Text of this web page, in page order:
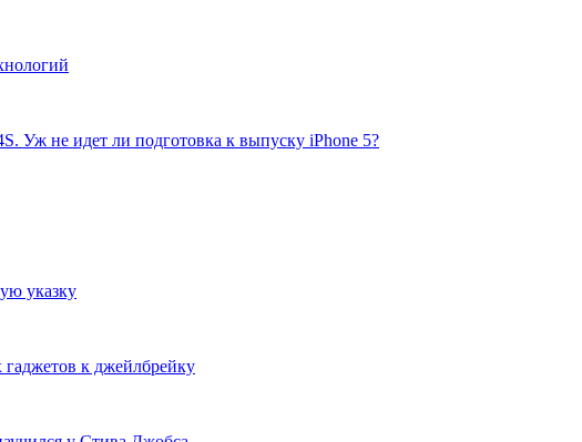
Уж не идет ли подготовка к выпуску iPhone 5?
указку
к джейлбрейку